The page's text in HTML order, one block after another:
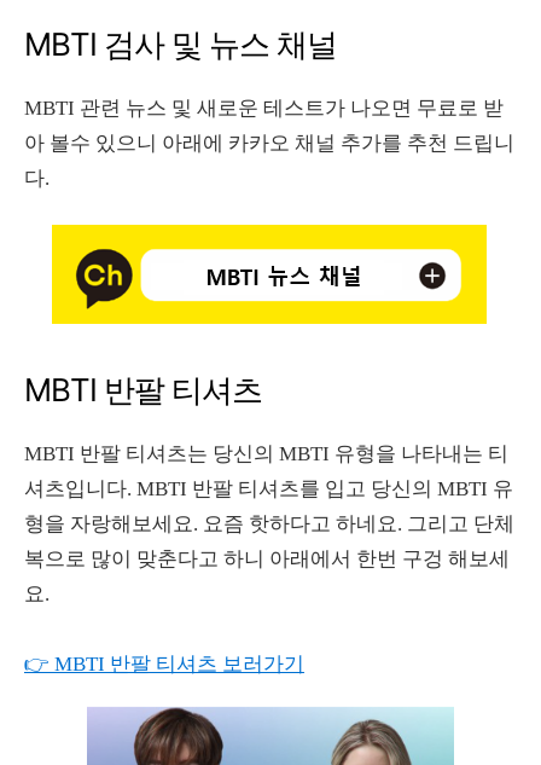
MBTI 검사 및 뉴스 채널
MBTI 관련 뉴스 및 새로운 테스트가 나오면 무료로 받
아 볼수 있으니 아래에 카카오 채널 추가를 추천 드립니
다.
MBTI 반팔 티셔츠
MBTI 반팔 티셔츠는 당신의 MBTI 유형을 나타내는 티
셔츠입니다. MBTI 반팔 티셔츠를 입고 당신의 MBTI 유
형을 자랑해보세요. 요즘 핫하다고 하네요. 그리고 단체
복으로 많이 맞춘다고 하니 아래에서 한번 구겅 해보세
요.
👉 MBTI 반팔 티셔츠 보러가기